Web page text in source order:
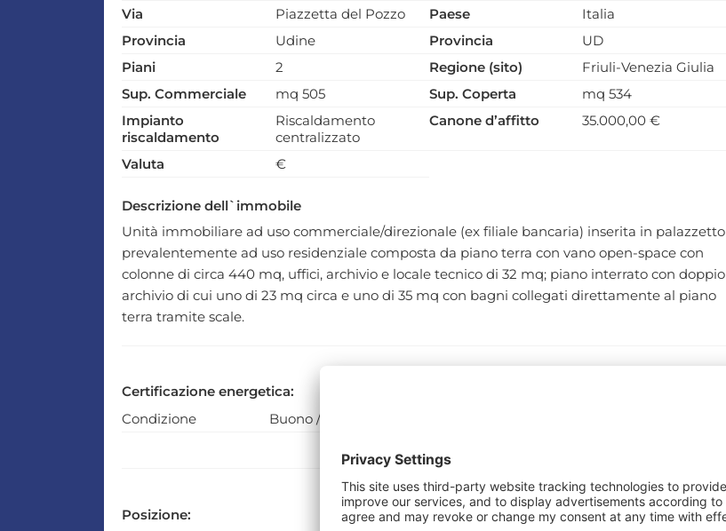
Via
Piazzetta del Pozzo Paese
Italia
Provincia
Udine Provincia
UD
Piani
2 Regione (sito)
Friuli-Venezia Giulia
Sup. Commerciale
mq 505 Sup. Coperta
mq 534
Impianto
riscaldamento
Riscaldamento
centralizzato
Canone d’affitto 35.000,00 €
Valuta €
Descrizione dell`immobile
Unità immobiliare ad uso commerciale/direzionale (ex filiale bancaria) inserita in palazzetto
prevalentemente ad uso residenziale composta da piano terra con vano open-space con
colonne di circa 440 mq, uffici, archivio e locale tecnico di 32 mq; piano interrato con doppio
archivio di cui uno di 23 mq circa e uno di 35 mq con bagni collegati direttamente al piano
terra tramite scale.
Certificazione energetica:
Condizione
Buono / Abitabile
Posizione: